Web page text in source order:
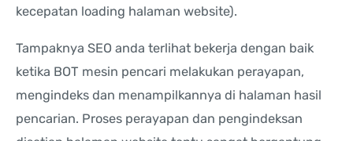
kecepatan loading halaman website).
Tampaknya SEO anda terlihat bekerja dengan baik
ketika BOT mesin pencari melakukan perayapan,
mengindeks dan menampilkannya di halaman hasil
pencarian. Proses perayapan dan pengindeksan